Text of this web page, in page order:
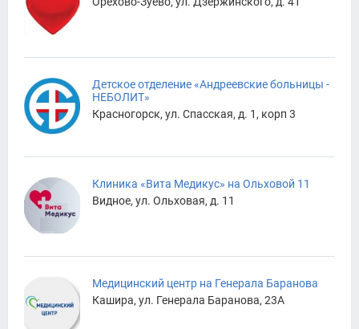
Детское отделение «Андреевские больницы -
НЕБОЛИТ»
Красногорск, ул. Спасская, д. 1, корп 3
Клиника «Вита Медикус» на Ольховой 11
Видное, ул. Ольховая, д. 11
Медицинский центр на Генерала Баранова
Кашира, ул. Генерала Баранова, 23А